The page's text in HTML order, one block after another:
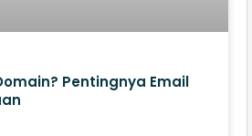
Pentingnya Email